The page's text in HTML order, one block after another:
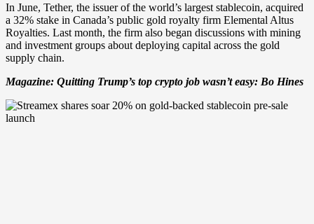
In June, Tether, the issuer of the world’s largest stablecoin, acquired
a 32% stake in Canada’s public gold royalty firm Elemental Altus
Royalties. Last month, the firm also began discussions with mining
and investment groups about deploying capital across the gold
supply chain.
Magazine: Quitting Trump’s top crypto job wasn’t easy: Bo Hines